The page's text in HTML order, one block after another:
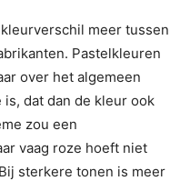
meer tussen
Pastelkleuren
over het algemeen
dat dan de kleur ook
zou een
vaag roze hoeft niet
sterkere tonen is meer